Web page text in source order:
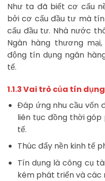
Như ta đã biết cơ cấu
bởi cơ cấu đầu tư mà
cấu đầu tư. Nhà nước
Ngân hàng thương
động tín dụng ngân
tế.
1.1.3 Vai trò của tín
Đáp ứng nhu cầu vốn
liên tục đồng thời
tế.
Thúc đẩy nền kinh tế
Tín dụng là công cụ
kém phát triển và các